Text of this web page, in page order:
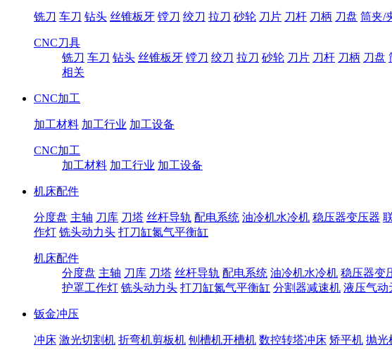
铣刀 车刀 钻头 丝锥板牙 镗刀 绞刀 拉刀 砂轮 刀片 刀杆 刀柄 刀盘 筒夹/
CNC刀具
铣刀 车刀 钻头 丝锥板牙 镗刀 绞刀 拉刀 砂轮 刀片 刀杆 刀柄 刀盘
相关
CNC加工
加工材料 加工行业 加工设备
CNC加工
加工材料 加工行业 加工设备
机床配件
分度盘 主轴 刀库 刀塔 丝杆导轨 配电系统 油冷机水冷机 稳压器变压器
作灯 铣头动力头 打刀缸氮气平衡缸
机床配件
分度盘 主轴 刀库 刀塔 丝杆导轨 配电系统 油冷机水冷机 稳压器变
护罩工作灯 铣头动力头 打刀缸氮气平衡缸 分割器减速机 液压气动
钣金冲压
冲床 激光切割机 折弯机剪板机 刨槽机开槽机 数控转塔冲床 矫平机 抛光